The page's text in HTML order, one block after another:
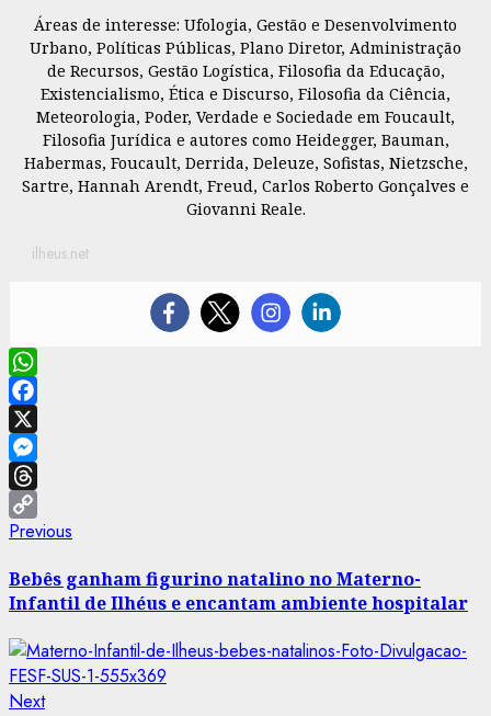
Áreas de interesse: Ufologia, Gestão e Desenvolvimento
Urbano, Políticas Públicas, Plano Diretor, Administração
de Recursos, Gestão Logística, Filosofia da Educação,
Existencialismo, Ética e Discurso, Filosofia da Ciência,
Meteorologia, Poder, Verdade e Sociedade em Foucault,
Filosofia Jurídica e autores como Heidegger, Bauman,
Habermas, Foucault, Derrida, Deleuze, Sofistas, Nietzsche,
Sartre, Hannah Arendt, Freud, Carlos Roberto Gonçalves e
Giovanni Reale.
ilheus.net
WhatsApp
Facebook
X
Messenger
Threads
Copy
Post
navigation
Previous
Bebês ganham figurino natalino no Materno-
Infantil de Ilhéus e encantam ambiente hospitalar
NextNext